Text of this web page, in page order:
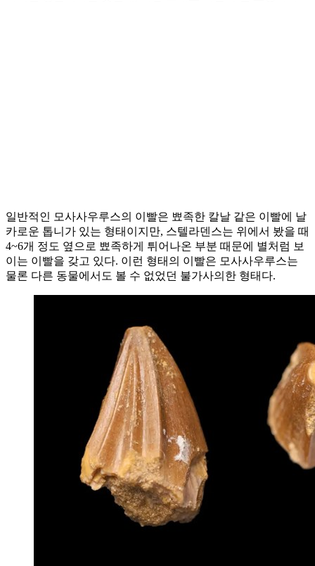
일반적인 모사사우루스의 이빨은 뾰족한 칼날 같은 이빨에 날
카로운 톱니가 있는 형태이지만, 스텔라덴스는 위에서 봤을 때
4~6개 정도 옆으로 뾰족하게 튀어나온 부분 때문에 별처럼 보
이는 이빨을 갖고 있다. 이런 형태의 이빨은 모사사우루스는
물론 다른 동물에서도 볼 수 없었던 불가사의한 형태다.